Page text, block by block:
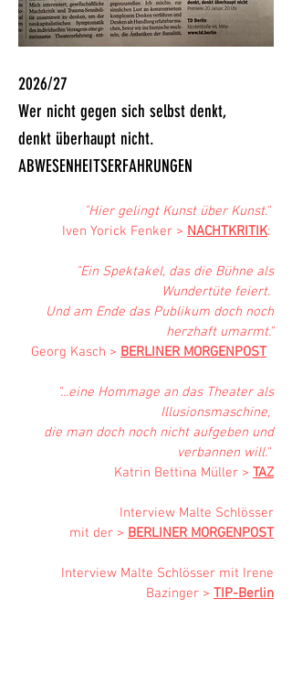
2026/27
Wer nicht gegen sich selbst denkt,
denkt überhaupt nicht.
ABWESENHEITSERFAHRUNGEN
"Hier gelingt Kunst über Kunst."
​Iven Yorick Fenker > NACHTKRITIK:
"Ein Spektakel, das die Bühne als
Wundertüte feiert.
Und am Ende das Publikum doch noch
herzhaft umarmt."
Georg Kasch > BERLINER MORGENPOST
"...eine Hommage an das Theater als
Illusionsmaschine,
die man doch noch nicht aufgeben und
verbannen will."
Katrin Bettina Müller > TAZ
​Interview Malte Schlösser
mit der > BERLINER MORGENPOST
​Interview Malte Schlösser mit Irene
Bazinger > TIP-Berlin